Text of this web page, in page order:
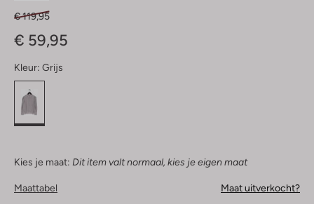
€ 119,95
€ 59,95
Kleur: Grijs
Kies je maat: Dit item valt normaal, kies je eigen maat
Maattabel Maat uitverkocht?